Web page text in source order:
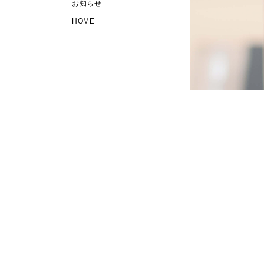
お知らせ
HOME